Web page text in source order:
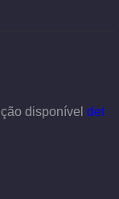
disponível det